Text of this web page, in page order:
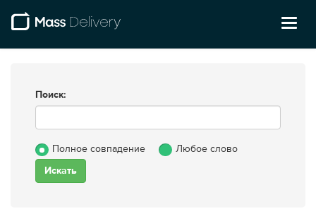
Поиск:
Полное совпадение Любое слово